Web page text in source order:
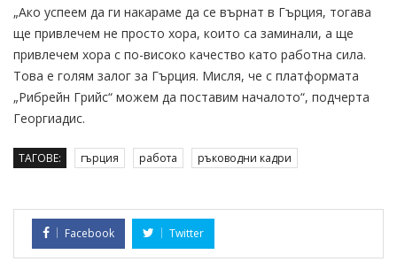
„Ако успеем да ги накараме да се върнат в Гърция, тогава
ще привлечем не просто хора, които са заминали, а ще
привлечем хора с по-високо качество като работна сила.
Това е голям залог за Гърция. Мисля, че с платформата
„Рибрейн Грийс“ можем да поставим началото“, подчерта
Георгиадис.
ТАГОВЕ: гърция работа ръководни кадри
Facebook Twitter